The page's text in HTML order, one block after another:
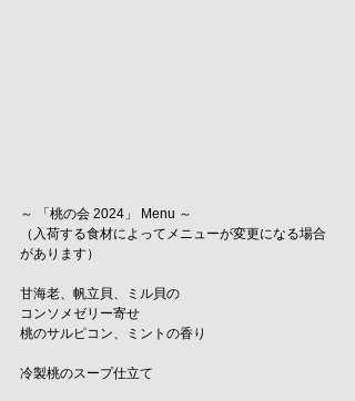
～ 「桃の会 2024」 Menu ～
（入荷する食材によってメニューが変更になる場合
があります）
甘海老、帆立貝、ミル貝の
コンソメゼリー寄せ
桃のサルピコン、ミントの香り
冷製桃のスープ仕立て